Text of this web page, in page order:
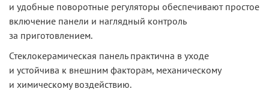
и удобные поворотные регуляторы обеспечивают простое
включение панели и наглядный контроль
за приготовлением.
Стеклокерамическая панель практична в уходе
и устойчива к внешним факторам, механическому
и химическому воздействию.